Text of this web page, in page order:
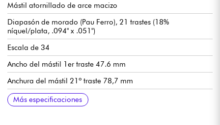
Mástil atornillado de arce macizo
Diapasón de morado (Pau Ferro), 21 trastes (18%
níquel/plata, .094" x .051")
Escala de 34
Ancho del mástil 1er traste 47.6 mm
Anchura del mástil 21º traste 78,7 mm
Espesor del mástil 1er traste 21,8 mm
Grosor del mástil 12º traste 23,6 mm
Pastillas de bobina simple Sadowsky Hum-cancelling J-Style
Preamplificador electrónico activo Sadowsky de 2 vías
Volumen
Balance
Control de tono Vintage (pulsar/tirar para desactivar el
preamplificador)
Agudos / Graves (potenciómetros concéntricos)
Puente Sadowsky Quick String Release
Mecanismo Sadowsky Light Open Gear
Se vende con funda Sadowsky Portabag
Más especificaciones